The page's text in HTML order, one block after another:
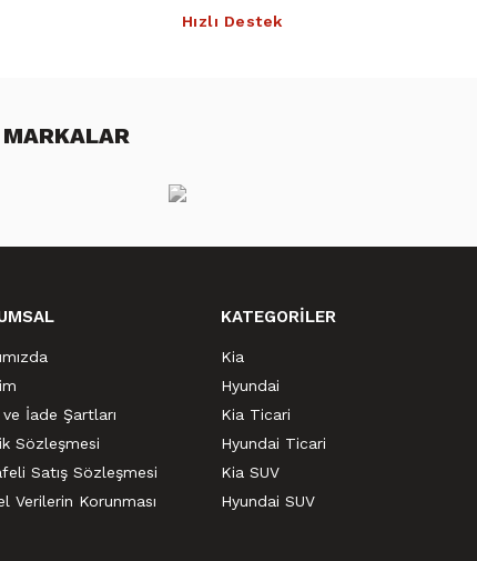
Hızlı Destek
MARKALAR
İade Şartları
Sözleşmesi
Satış Sözleşmesi
Verilerin Korunması
KATEGORİLER
Kia
Hyundai
Kia Ticari
Hyundai Ticari
Kia SUV
Hyundai SUV